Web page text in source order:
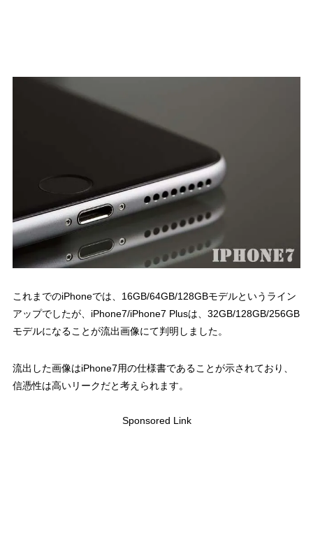
これまでのiPhoneでは、16GB/64GB/128GBモデルというライン
アップでしたが、iPhone7/iPhone7 Plusは、32GB/128GB/256GB
モデルになることが流出画像にて判明しました。
流出した画像はiPhone7用の仕様書であることが示されており、
信憑性は高いリークだと考えられます。
Sponsored Link